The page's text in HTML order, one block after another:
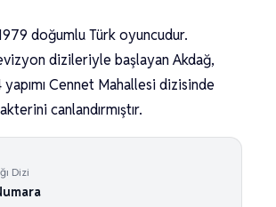
doğumlu Türk oyuncudur.
dizileriyle başlayan Akdağ,
Cennet Mahallesi dizisinde
canlandırmıştır.
Dizi